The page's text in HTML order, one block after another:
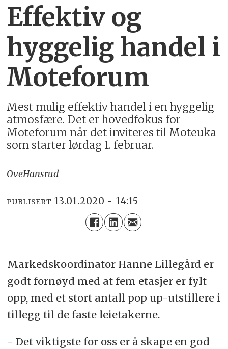
Effektiv og
hyggelig handel i
Moteforum
Mest mulig effektiv handel i en hyggelig
atmosfære. Det er hovedfokus for
Moteforum når det inviteres til Moteuka
som starter lørdag 1. februar.
OveHansrud
PUBLISERT 13.01.2020 - 14:15
Markedskoordinator Hanne Lillegård er
godt fornøyd med at fem etasjer er fylt
opp, med et stort antall pop up-utstillere i
tillegg til de faste leietakerne.
- Det viktigste for oss er å skape en god